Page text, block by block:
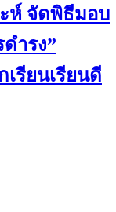
ะห์ จัดพิธีมอบ
ำรง”
รียนเรียนดี